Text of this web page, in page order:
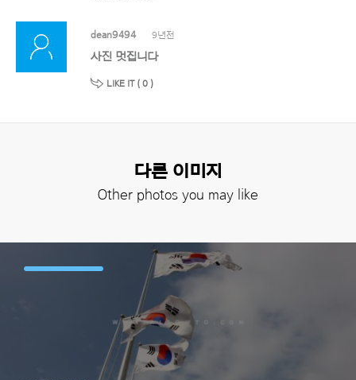
dean9494 9년전
사진 멋집니다
LIKE IT ( 0 )
다른 이미지
Other photos you may like